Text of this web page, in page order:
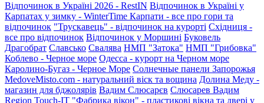
Відпочинок в Україні 2026 - RestIN Відпочинок в Україні у
Карпатах у зимку - WinterTime Карпати - все про гори та
відпочинок "Трускавець" - відпочинок на курорті Східниця -
все про відпочинок Відпочинок у Моршині Буковель
Драгобрат Славсько Свалява НМП "Затока" НМП "Грибовка"
Коблево - Черное море Одесса - курорт на Черном море
Каролино-Бугаз - Черное Море Солнечные панели Запорожья
MedoveMisto.com - натуральний віск та вощина Долина Меду -
магазин для бджолярів Вадим Слюсарєв Слюсарев Вадим
Region Touch-IT "Фабрика вікон" - пластикові вікна та двері у